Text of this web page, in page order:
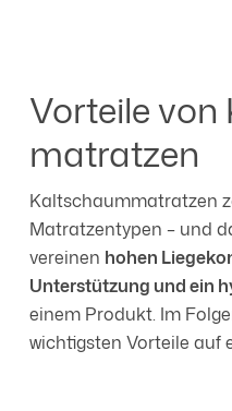
Vorteile
matratzen
Kaltschaummatratzen
Matratzentypen – und
vereinen hohen
Unterstützung und ein
einem Produkt. Im
wichtigsten Vorteile auf